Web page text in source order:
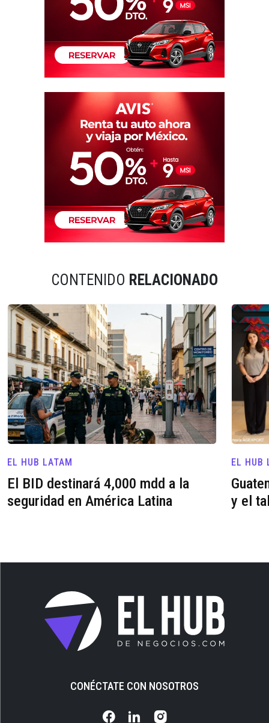
CONTENIDO RELACIONADO
EL HUB LATAM
El BID destinará 4,000 mdd a la
seguridad en América Latina
EL HUB
y el
CONÉCTATE CON NOSOTROS